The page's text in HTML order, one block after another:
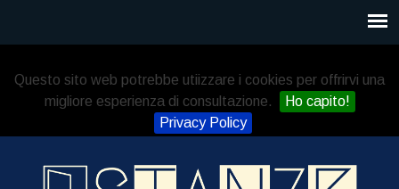
Questo sito web potrebbe utiizzare i cookies per offrirvi una
migliore esperienza di consultazione.
Ho capito!
Privacy Policy